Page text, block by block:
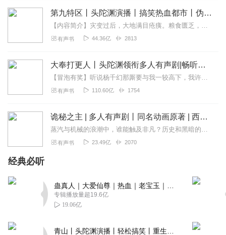
第九特区丨头陀渊演播丨搞笑热血都市丨伪戒丨VIP免费多人有声剧
【内容简介】灾变过后，大地满目疮痍。粮食匮乏，资源紧俏，局势混乱……一位从待规划区杀出来的青年，背对着漫天黄沙，孤身来到九区谋生，却不曾想偶然结识三五好友，一念...
有声书 44.36亿 2813
大奉打更人丨头陀渊领衔多人有声剧|畅听全集|王鹤棣、田曦薇主演影视剧原著|卖报小郎君
【冒泡有奖】听说杨千幻那厮要与我一较高下，我许七安要开始装叉了！快进入声音播放页戳下方输入框，冒个泡偷偷告诉我，我要用哪些诗词才能胜过他？说得好的，有赏！202...
有声书 110.60亿 1754
诡秘之主 | 多人有声剧丨同名动画原著 | 西幻克苏鲁 | 乌贼作品
蒸汽与机械的浪潮中，谁能触及非凡？历史和黑暗的迷雾里，又是谁在耳语？我从诡秘中醒来，睁眼看见这个世界：枪械，大炮，巨舰，飞空艇，差分机；魔药，占卜，诅咒，倒吊人...
有声书 23.49亿 2070
经典必听
专辑播放量超19.6亿
19.06亿